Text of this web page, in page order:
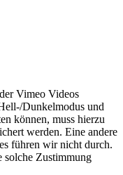
Vimeo Videos
Dunkelmodus und
können, muss hierzu
werden. Eine andere
führen wir nicht durch.
solche Zustimmung